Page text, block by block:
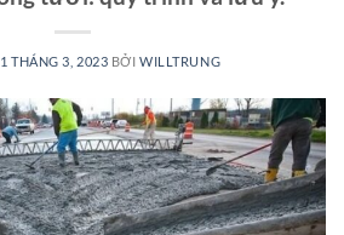
1 THÁNG 3, 2023 BỞIWILLTRUNG